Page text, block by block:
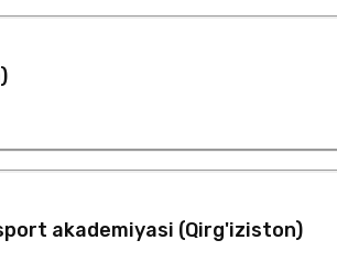
akademiyasi (Qirg'iziston)